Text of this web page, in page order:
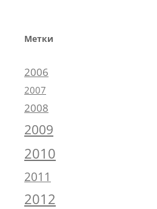
Метки
2006
2007
2008
2009
2010
2011
2012